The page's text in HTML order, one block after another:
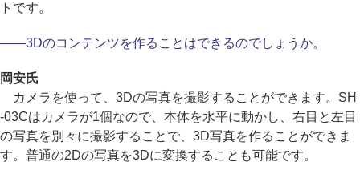
トです。
――3Dのコンテンツを作ることはできるのでしょうか。
岡安氏
カメラを使って、3Dの写真を撮影することができます。SH
-03Cはカメラが1個なので、本体を水平に動かし、右目と左目
の写真を別々に撮影することで、3D写真を作ることができま
す。普通の2Dの写真を3Dに変換することも可能です。